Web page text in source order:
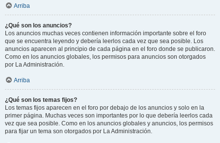
Arriba
¿Qué son los anuncios?
Los anuncios muchas veces contienen información importante sobre el foro
que se encuentra leyendo y debería leerlos cada vez que sea posible. Los
anuncios aparecen al principio de cada página en el foro donde se publicaron.
Como en los anuncios globales, los permisos para anuncios son otorgados
por La Administración.
Arriba
¿Qué son los temas fijos?
Los temas fijos aparecen en el foro por debajo de los anuncios y solo en la
primer página. Muchas veces son importantes por lo que debería leerlos cada
vez que sea posible. Como en los anuncios globales y anuncios, los permisos
para fijar un tema son otorgados por La Administración.